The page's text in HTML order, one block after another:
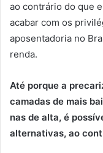
ao contrário do que
acabar com os
aposentadoria no
renda.
Até porque a
camadas de mais
nas de alta, é
alternativas, ao